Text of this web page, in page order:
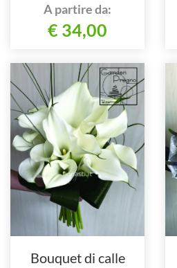
A partire da:
€ 34,00
Bouquet di calle